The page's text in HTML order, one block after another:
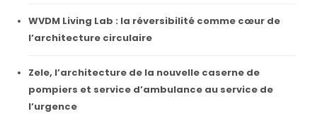
WVDM Living Lab : la réversibilité comme cœur de
l’architecture circulaire
Zele, l’architecture de la nouvelle caserne de
pompiers et service d’ambulance au service de
l’urgence